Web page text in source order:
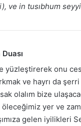
ve in tusıbhum
yüzleştirerek onu
ve hayrı da
olalım bize
yer ve
gelen